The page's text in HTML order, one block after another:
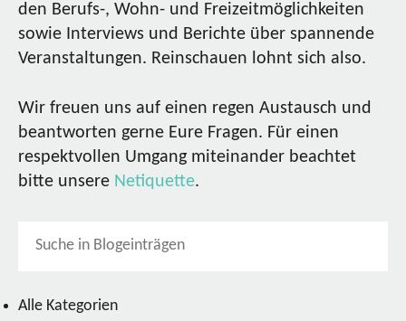
den Berufs-, Wohn- und Freizeitmöglichkeiten
sowie Interviews und Berichte über spannende
Veranstaltungen. Reinschauen lohnt sich also.
Wir freuen uns auf einen regen Austausch und
beantworten gerne Eure Fragen. Für einen
respektvollen Umgang miteinander beachtet
bitte unsere Netiquette.
Alle Kategorien